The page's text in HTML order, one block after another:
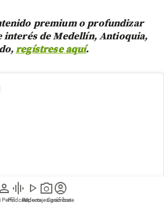
person
Perfil
graphic_eq
Pódcast
play_arrow
Videos
photo_camera
Reportajes gráficos
account_circle
Suscríbete
premium o profundizar
interés de Medellín, Antioquia,
regístrese aquí.